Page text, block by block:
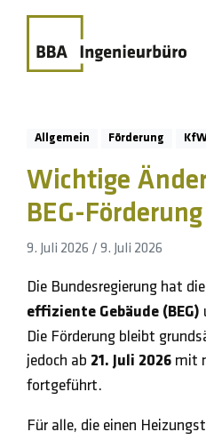
Allgemein Förderung
Wichtige
BEG-Förderung
9. Juli 2026 / 9. Juli 2026
Die Bundesregierung hat die
effiziente Gebäude (BEG)
Die Förderung bleibt
jedoch ab 21. Juli 2026 mit
fortgeführt.
Für alle, die einen